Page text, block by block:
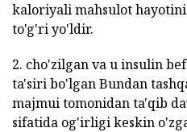
kaloriyali mahsulot
to'g'ri yo'ldir.
2. cho'zilgan va u insulin
ta'siri bo'lgan Bundan
majmui tomonidan ta'qib
sifatida og'irligi keskin